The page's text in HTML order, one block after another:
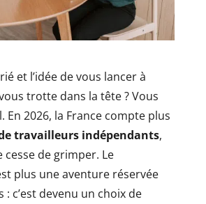
et l’idée de vous lancer à
trotte dans la tête ? Vous
En 2026, la France compte plus
travailleurs indépendants,
cesse de grimper. Le
plus une aventure réservée
c’est devenu un choix de